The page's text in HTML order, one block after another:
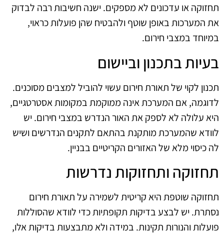
תחזוקה או עדכונים לא מספקים. ישנה חשיבות רבה לבדוק
את המערכות באופן שוטף ולהבטיח שהן פועלות כראוי,
במיוחד במצבי חירום.
בעיות בתכנון וביישום
תכנון לקוי של תאורת חירום עשוי להוביל למצבים מסוכנים.
לדוגמה, אם המערכת אינה ממוקמת במקומות אסטרטגיים,
היא עלולה לא לספק את האור הנדרש במצבי חירום. יש
לוודא שהמערכת מותקנת בהתאם לתקנים הנדרשים ושיש
לה כיסוי מלא של האזורים הקריטיים בבניין.
תחזוקה ותחזוקות נדרשות
תחזוקה שוטפת היא קריטית לשמירה על תאורת חירום
נסתרת. יש לבצע בדיקות תקופתיות כדי לוודא שהסוללות
פועלות והנורות תקינות. במידה ולא מתבצעות בדיקות אלו,